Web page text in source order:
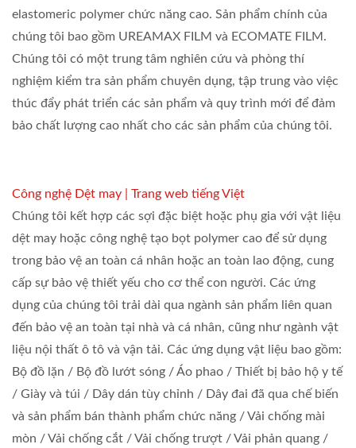
elastomeric polymer chức năng cao. Sản phẩm chính của
chúng tôi bao gồm UREAMAX FILM và ECOMATE FILM.
Chúng tôi có một trung tâm nghiên cứu và phòng thí
nghiệm kiểm tra sản phẩm chuyên dụng, tập trung vào việc
thúc đẩy phát triển các sản phẩm và quy trình mới để đảm
bảo chất lượng cao nhất cho các sản phẩm của chúng tôi.
Công nghệ Dệt may | Trang web tiếng Việt
Chúng tôi kết hợp các sợi đặc biệt hoặc phụ gia với vật liệu
dệt may hoặc công nghệ tạo bọt polymer cao để sử dụng
trong bảo vệ an toàn cá nhân hoặc an toàn lao động, cung
cấp sự bảo vệ thiết yếu cho cơ thể con người. Các ứng
dụng của chúng tôi trải dài qua ngành sản phẩm liên quan
đến bảo vệ an toàn tại nhà và cá nhân, cũng như ngành vật
liệu nội thất ô tô và vận tải. Các ứng dụng vật liệu bao gồm:
Bộ đồ lặn / Bộ đồ lướt sóng / Áo phao / Thiết bị bảo hộ y tế
/ Giày và túi / Dây dán tùy chỉnh / Dây đai đã qua chế biến
và sản phẩm bán thành phẩm chức năng / Vải chống mài
mòn / Vải chống cắt / Vải chống trượt / Vải phản quang /